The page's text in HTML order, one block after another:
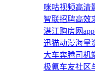
咪咕视频高清
智联招聘高效
湛江购房网
迅猫动漫海量
大车奔腾司机
极氪车友社区